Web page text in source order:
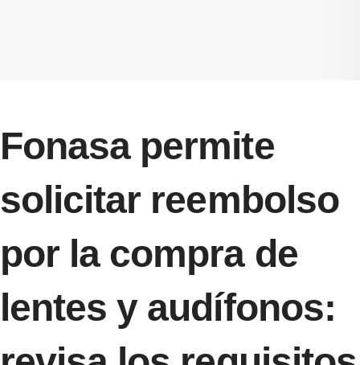
Fonasa permite
solicitar reembolso
por la compra de
lentes y audífonos: